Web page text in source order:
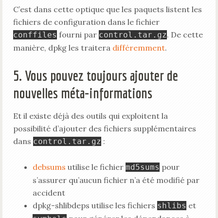
C’est dans cette optique que les paquets listent les
fichiers de configuration dans le fichier
conffiles fourni par control.tar.gz. De cette
manière, dpkg les traitera différemment.
5. Vous pouvez toujours ajouter de
nouvelles méta-informations
Et il existe déjà des outils qui exploitent la
possibilité d’ajouter des fichiers supplémentaires
dans control.tar.gz :
debsums utilise le fichier md5sums pour
s’assurer qu’aucun fichier n’a été modifié par
accident
dpkg-shlibdeps utilise les fichiers shlibs et